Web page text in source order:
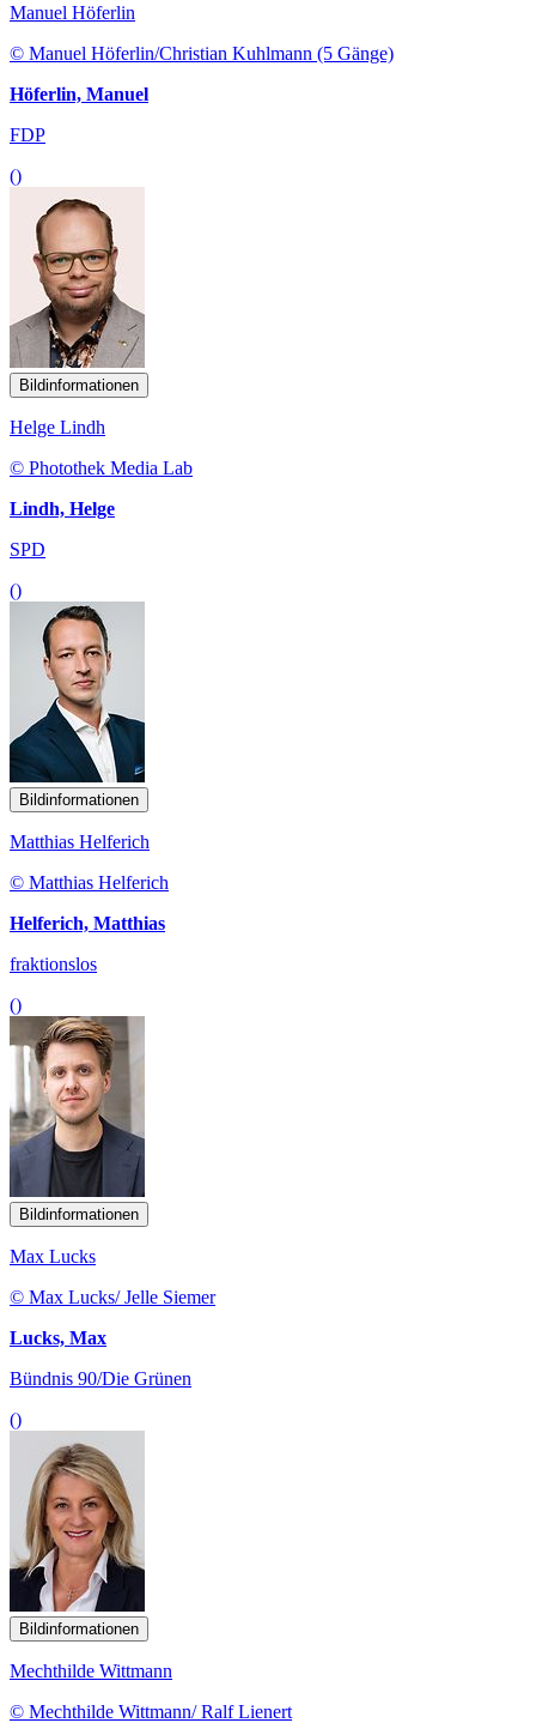
Manuel Höferlin
© Manuel Höferlin/Christian Kuhlmann (5 Gänge)
Höferlin, Manuel
FDP
()
Bildinformationen
Helge Lindh
© Photothek Media Lab
Lindh, Helge
SPD
()
Bildinformationen
Matthias Helferich
© Matthias Helferich
Helferich, Matthias
fraktionslos
()
Bildinformationen
Max Lucks
© Max Lucks/ Jelle Siemer
Lucks, Max
Bündnis 90/Die Grünen
()
Bildinformationen
Mechthilde Wittmann
© Mechthilde Wittmann/ Ralf Lienert